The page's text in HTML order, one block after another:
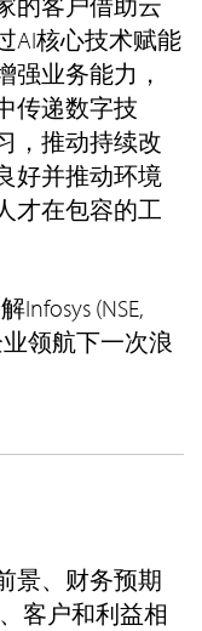
AI核心技术赋能
强业务能力，
传递数字技
，推动持续改
好并推动环境
才在包容的工
Infosys (NSE,
业领航下一次浪
景、财务预期
客户和利益相